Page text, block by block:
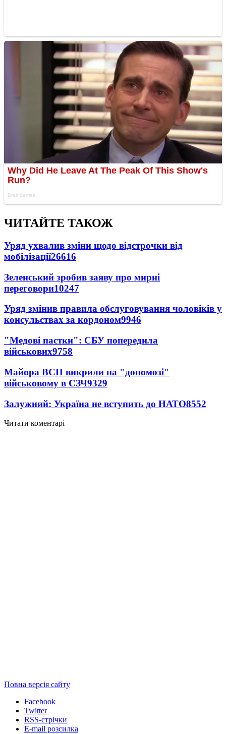
ЧИТАЙТЕ ТАКОЖ
Уряд ухвалив зміни щодо відстрочки від
мобілізації26616
Зеленський зробив заяву про мирні
переговори10247
Уряд змінив правила обслуговування чоловіків у
консульствах за кордоном9946
"Медові пастки": СБУ попередила
військових9758
Майора ВСП викрили на "допомозі"
військовому в СЗЧ9329
Залужний: Україна не вступить до НАТО8552
Читати коментарі
Повна версія сайту
Facebook
Twitter
RSS-стрічки
E-mail розсилка